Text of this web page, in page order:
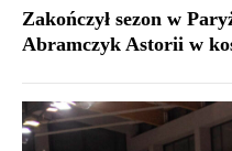
Zakończył sezon w
Abramczyk Astorii w